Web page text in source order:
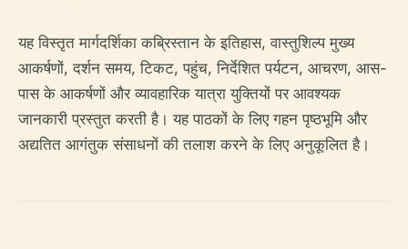
यह विस्तृत मार्गदर्शिका कब्रिस्तान के इतिहास, वास्तुशिल्प मुख्य
आकर्षणों, दर्शन समय, टिकट, पहुंच, निर्देशित पर्यटन, आचरण, आस-
पास के आकर्षणों और व्यावहारिक यात्रा युक्तियों पर आवश्यक
जानकारी प्रस्तुत करती है। यह पाठकों के लिए गहन पृष्ठभूमि और
अद्यतित आगंतुक संसाधनों की तलाश करने के लिए अनुकूलित है।